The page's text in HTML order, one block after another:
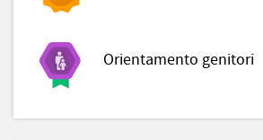
Orientamento genitori